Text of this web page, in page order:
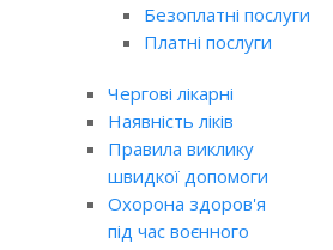
Безоплатні послуги
Платні послуги
Чергові лікарні
Наявність ліків
Правила виклику
швидкої допомоги
Охорона здоров'я
під час воєнного